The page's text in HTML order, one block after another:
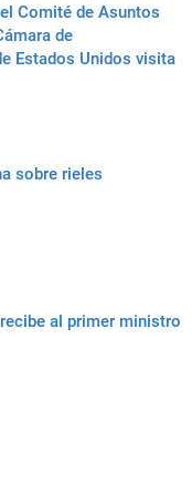
Comité de Asuntos
de
Estados Unidos visita
sobre rieles
al primer ministro